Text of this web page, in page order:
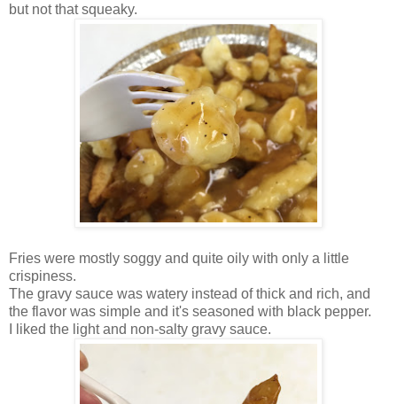
but not that squeaky.
Fries were mostly soggy and quite oily with only a little
crispiness.
The gravy sauce was watery instead of thick and rich, and
the flavor was simple and it's seasoned with black pepper.
I liked the light and non-salty gravy sauce.